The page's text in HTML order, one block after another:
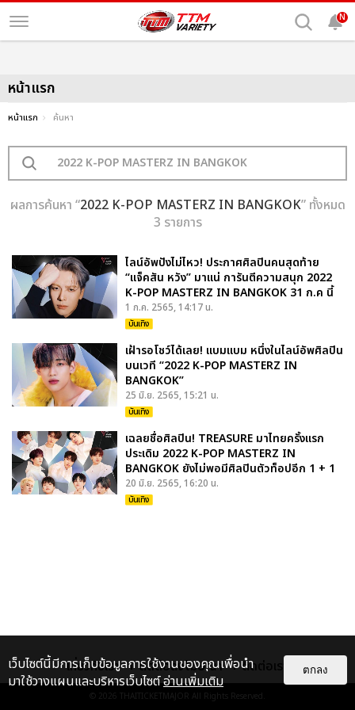
N
หน้าแรก
หน้าแรก ค้นหา
ผลการค้นหา “2022 K-POP MASTERZ IN BANGKOK” ทั้งหมด
3 รายการ
ไลน์อัพปังไม่ไหว! ประกาศศิลปินคนสุดท้าย
“แจ็คสัน หวัง” มาแน่ การันตีความสนุก 2022
K-POP MASTERZ IN BANGKOK 31 ก.ค นี้
1 ก.ค. 2565, 14:17 น.
บันเทิง
เฝ้ารอโชว์ได้เลย! แบมแบม หนึ่งในไลน์อัพศิลปิน
บนเวที “2022 K-POP MASTERZ IN
BANGKOK”
25 มิ.ย. 2565, 15:21 น.
บันเทิง
เฉลยชื่อศิลปิน! TREASURE มาไทยครั้งแรก
ประเดิม 2022 K-POP MASTERZ IN
BANGKOK ยังไม่พอมีศิลปินตัวท็อปอีก 1 + 1
20 มิ.ย. 2565, 16:20 น.
บันเทิง
เกี่ยวกับเรา ติดต่อลงโฆษณา ติดต่อเรา
© 2026 THAITICKETMAJOR All Rights Reserved.
เว็บไซต์นี้มีการเก็บข้อมูลการใช้งานของคุณเพื่อนำ
มาใช้วางแผนและบริหารเว็บไซต์อ่านเพิ่มเติม
ตกลง